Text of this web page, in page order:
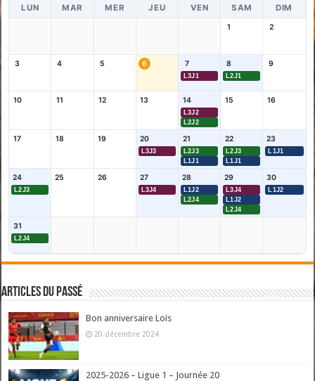
LUN MAR MER JEU VEN SAM DIM
1 2
3 4 5 6 7
L3J1
8
L2J1
9
10 11 12 13 14
L3J2
L2J2
15 16
17 18 19 20
L3J3
21
L2J3
L1J1
22
L2J3
L1J1
23
L1J1
24
L2J3
25 26 27
L3J4
28
L1J2
L2J4
29
L3J4
L1J2
L2J4
30
L1J2
31
L2J4
Articles du passé
Bon anniversaire Loïs
20 décembre 2024
2025-2026 – Ligue 1 – Journée 20